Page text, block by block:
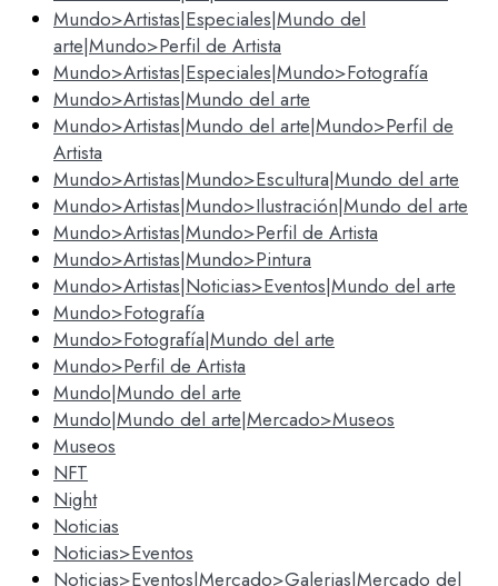
Mundo>Artistas|Especiales|Mundo del
arte|Mundo>Perfil de Artista
Mundo>Artistas|Especiales|Mundo>Fotografía
Mundo>Artistas|Mundo del arte
Mundo>Artistas|Mundo del arte|Mundo>Perfil de
Artista
Mundo>Artistas|Mundo>Escultura|Mundo del arte
Mundo>Artistas|Mundo>Ilustración|Mundo del arte
Mundo>Artistas|Mundo>Perfil de Artista
Mundo>Artistas|Mundo>Pintura
Mundo>Artistas|Noticias>Eventos|Mundo del arte
Mundo>Fotografía
Mundo>Fotografía|Mundo del arte
Mundo>Perfil de Artista
Mundo|Mundo del arte
Mundo|Mundo del arte|Mercado>Museos
Museos
NFT
Night
Noticias
Noticias>Eventos
Noticias>Eventos|Mercado>Galerias|Mercado del